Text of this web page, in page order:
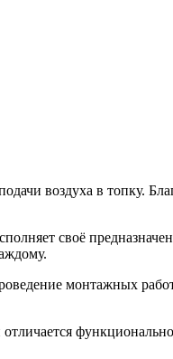
воздуха в топку.
своё
монтажных